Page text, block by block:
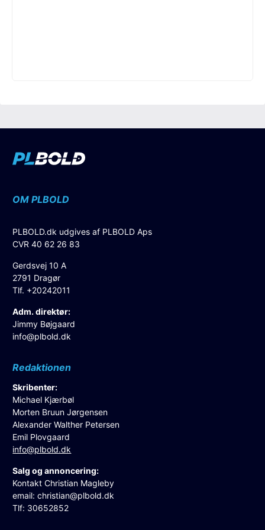
OM PLBOLD
PLBOLD.dk udgives af PLBOLD Aps
CVR 40 62 26 83
Gerdsvej 10 A
2791 Dragør
Tlf. +20242011
Adm. direktør:
Jimmy Bøjgaard
info@plbold.dk
Redaktionen
Skribenter:
Michael Kjærbøl
Morten Bruun Jørgensen
Alexander Walther Petersen
Emil Plovgaard
info@plbold.dk
Salg og annoncering:
Kontakt Christian Magleby
email:christian@plbold.dk
Tlf: 30652852